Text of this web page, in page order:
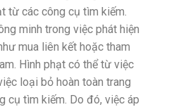
từ các công cụ tìm kiếm.
minh trong việc phát hiện
mua liên kết hoặc tham
Hình phạt có thể từ việc
loại bỏ hoàn toàn trang
cụ tìm kiếm. Do đó, việc áp